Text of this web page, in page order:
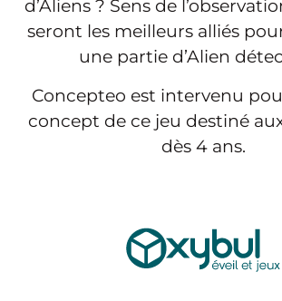
d’Aliens ? Sens de
seront les meilleurs alliés
une partie d’Alien
Concepteo est intervenu
concept de ce jeu destiné
dès 4 ans.